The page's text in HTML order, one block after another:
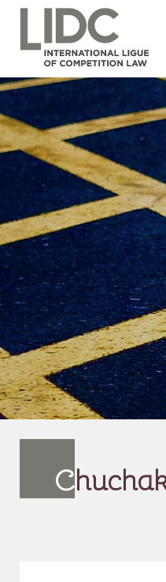
C